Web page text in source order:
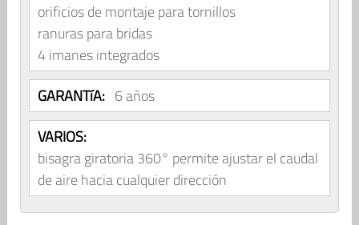
orificios de montaje para tornillos
ranuras para bridas
4 imanes integrados
GARANTíA: 6 años
VARIOS:
bisagra giratoria 360° permite ajustar el caudal
de aire hacia cualquier dirección